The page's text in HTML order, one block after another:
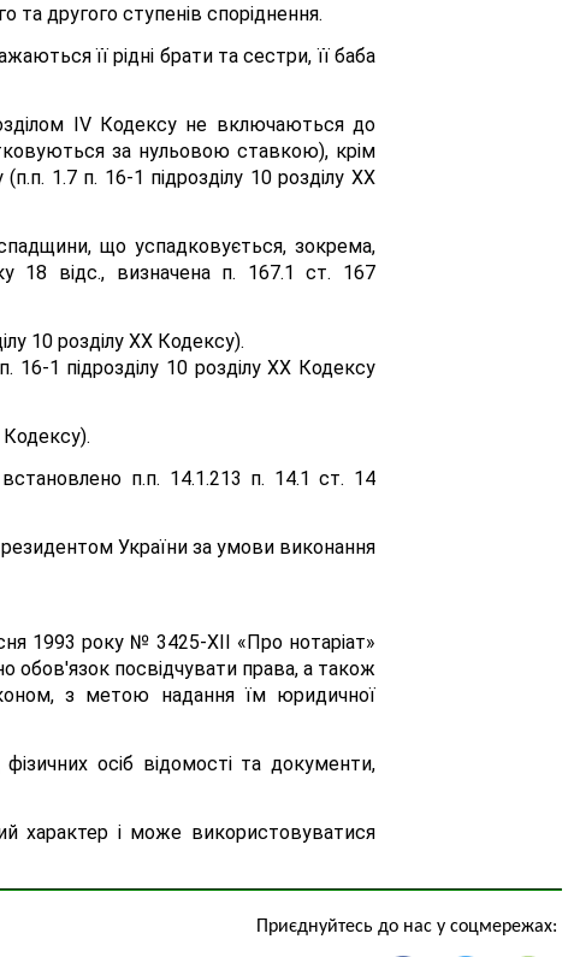
другого ступенів споріднення.
її рідні брати та сестри, її баба
IV Кодексу не включаються до
за нульовою ставкою), крім
1.7 п. 16-1 підрозділу 10 розділу XX
що успадковується, зокрема,
18 відс., визначена п. 167.1 ст. 167
10 розділу XX Кодексу).
16-1 підрозділу 10 розділу XX Кодексу
Кодексу).
п.п. 14.1.213 п. 14.1 ст. 14
України за умови виконання
1993 року № 3425-ХІІ «Про нотаріат»
обов'язок посвідчувати права, а також
з метою надання їм юридичної
осіб відомості та документи,
характер і може використовуватися
Приєднуйтесь до нас у соцмережах: